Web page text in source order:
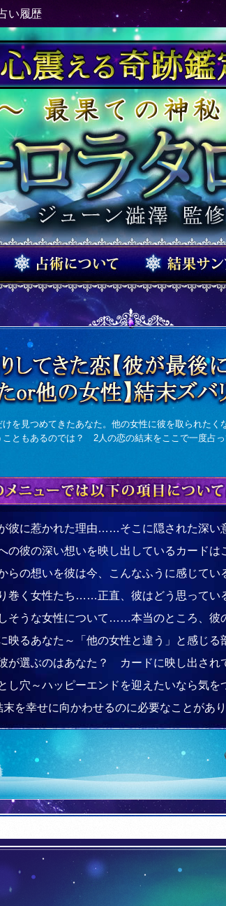
けを見つめてきたあなた。他の女性に彼を取られた
こともあるのでは？ 2人の恋の結末をここで一度占っ
彼に惹かれた理由……そこに隠された深い
の彼の深い想いを映し出しているカードは
らの想いを彼は今、こんなふうに感じてい
巻く女性たち……正直、彼はどう思って
そうな女性について……本当のところ、彼
映るあなた～「他の女性と違う」と感じる
が選ぶのはあなた？ カードに映し出され
し穴～ハッピーエンドを迎えたいなら気を
末を幸せに向かわせるのに必要なことがあ